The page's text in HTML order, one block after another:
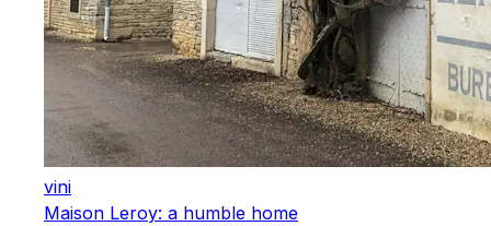
vini
Maison Leroy: a humble home